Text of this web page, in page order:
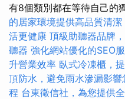
有8個類別都在等待自己的
的居家環境提供高品質清潔
活更健康 頂級助聽器品牌
聽器 強化網站優化的SEO
升營業效率 臥式冷凍櫃，
頂防水，避免雨水滲漏影
程 台東徵信社，為您提供